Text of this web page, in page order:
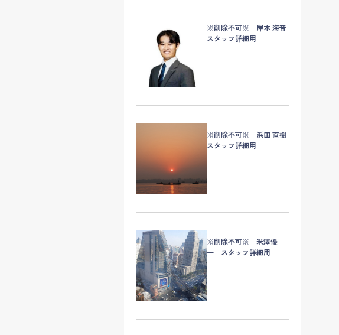
※削除不可※ 岸本 海音
スタッフ詳細用
※削除不可※ 浜田 直樹
スタッフ詳細用
※削除不可※ 米澤優
一 スタッフ詳細用